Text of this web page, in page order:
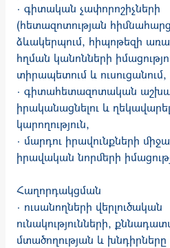
· գիտական չափորոշիչների
(հետազոտության
ձևակերպում, հիպոթեզի
հղման կանոնների
տիրապետում և ուսուցանում,
· գիտահետազոտական
իրականացնելու և
կարողություն,
· մարդու իրավունքների
իրավական նորմերի
Հաղորդակցման
· ուսանողների վերլուծական
ունակությունների,
մտածողության և խնդիրները